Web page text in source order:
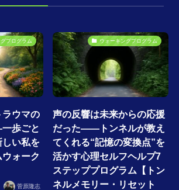
プログラム
ウマの
歩ごと
しい私を
ォーク
菅原隆志
ウォーキングプログラム
声の反響は未来からの応援
だった――トンネルが教え
てくれる“記憶の変換点”を
活かす心理セルフヘルプ7
ステッププログラム【トン
ネルメモリー・リセット